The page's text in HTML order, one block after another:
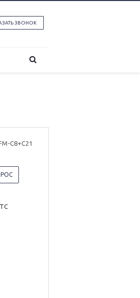
ЗВОНОК
С8+С21